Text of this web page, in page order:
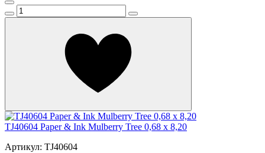
TJ40604 Paper & Ink Mulberry Tree 0,68 x 8,20
Артикул: TJ40604